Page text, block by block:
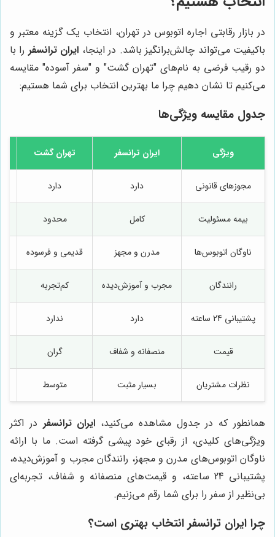
در بازار رقابتی اجاره اتوبوس در تهران، انتخاب یک گزینه معتبر و
باکیفیت می‌تواند چالش‌برانگیز باشد. در اینجا، ایران ترانسفر را با
دو رقیب فرضی به نام‌های "تهران گشت" و "سفر آسوده" مقایسه
می‌کنیم تا نشان دهیم چرا ما بهترین انتخاب برای شما هستیم:
جدول مقایسه ویژگی‌ها
ویژگی ایران ترانسفر تهران گشت
مجوزهای قانونی دارد دارد
بیمه مسئولیت کامل محدود
ناوگان اتوبوس‌ها مدرن و مجهز قدیمی و فرسوده
رانندگان مجرب و آموزش‌دیده کم‌تجربه
پشتیبانی 24 ساعته دارد ندارد
قیمت منصفانه و شفاف گران
نظرات مشتریان بسیار مثبت متوسط
همانطور که در جدول مشاهده می‌کنید، ایران ترانسفر در اکثر
ویژگی‌های کلیدی، از رقبای خود پیشی گرفته است. ما با ارائه
ناوگان اتوبوس‌های مدرن و مجهز، رانندگان مجرب و آموزش‌دیده،
پشتیبانی 24 ساعته، و قیمت‌های منصفانه و شفاف، تجربه‌ای
بی‌نظیر از سفر را برای شما رقم می‌زنیم.
چرا ایران ترانسفر انتخاب بهتری است؟